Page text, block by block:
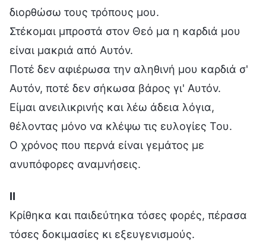
διορθώσω τους τρόπους μου.
Στέκομαι μπροστά στον Θεό μα η καρδιά μου
είναι μακριά από Αυτόν.
Ποτέ δεν αφιέρωσα την αληθινή μου καρδιά σ'
Αυτόν, ποτέ δεν σήκωσα βάρος γι' Αυτόν.
Είμαι ανειλικρινής και λέω άδεια λόγια,
θέλοντας μόνο να κλέψω τις ευλογίες Του.
Ο χρόνος που περνά είναι γεμάτος με
ανυπόφορες αναμνήσεις.
Ⅱ
Κρίθηκα και παιδεύτηκα τόσες φορές, πέρασα
τόσες δοκιμασίες κι εξευγενισμούς.